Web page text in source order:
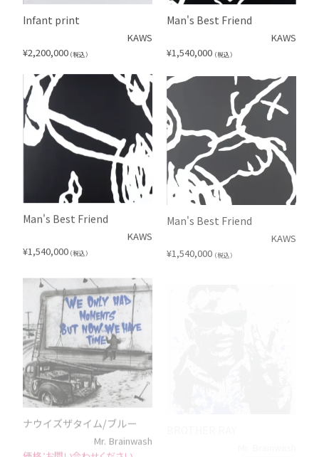
Infant print
KAWS
¥2,200,000 （税込）
Man's Best Friend
KAWS
¥1,540,000 （税込）
Man's Best Friend
KAWS
¥1,540,000 （税込）
Man's Best Friend
KAWS
¥1,540,000 （税込）
ナウイズザタイム/ブルー
Mr. Brainwash
お問い合わせください